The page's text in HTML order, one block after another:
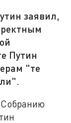
заявил,
Путин
"те